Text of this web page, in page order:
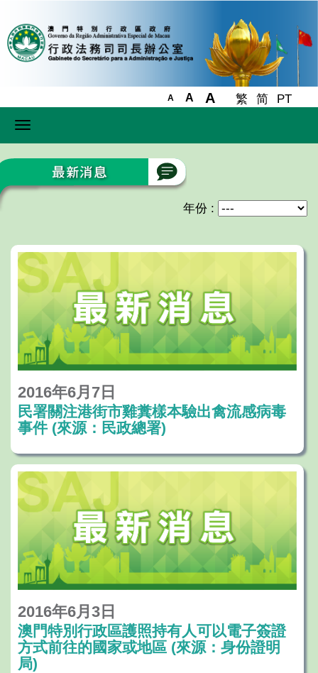
A A A 繁 简 PT
Toggle
年份 :
2016年6月7日
民署關注港街市雞糞樣本驗出禽流感病毒
事件 (來源：民政總署)
2016年6月3日
澳門特別行政區護照持有人可以電子簽證
方式前往的國家或地區 (來源：身份證明
局)